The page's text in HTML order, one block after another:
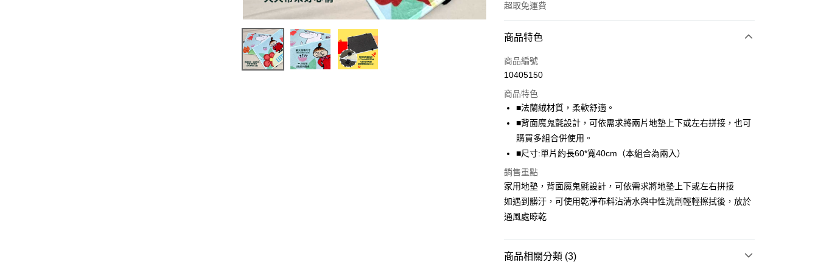
超取免運費
付款方式
全家線上支付
運送方式
全家取貨付款
免運費
常溫-付款後全家取貨
免運費
商品特色
商品編號
10405150
商品特色
■法蘭絨材質，柔軟舒適。
■背面魔鬼氈設計，可依需求將兩片地墊上下或左右拼接，也可
購買多組合併使用。
■尺寸:單片約長60*寬40cm（本組合為兩入）
銷售重點
家用地墊，背面魔鬼氈設計，可依需求將地墊上下或左右拼接
如遇到髒汙，可使用乾淨布料沾清水與中性洗劑輕輕擦拭後，放於
通風處晾乾
商品相關分類 (3)